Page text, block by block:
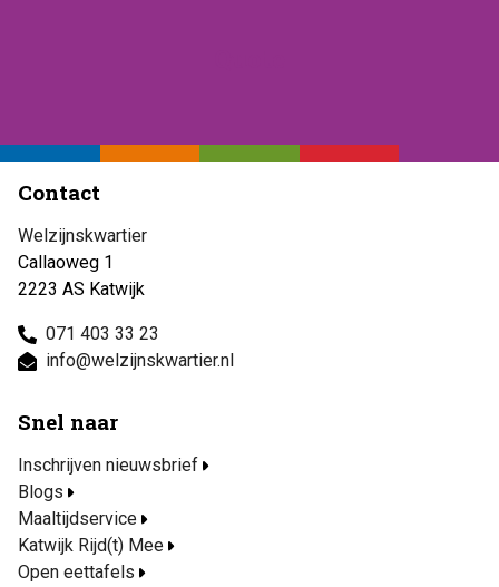
Contact
Welzijnskwartier
Callaoweg 1
2223 AS Katwijk
071 403 33 23
info@welzijnskwartier.nl
Snel naar
Inschrijven nieuwsbrief
Blogs
Maaltijdservice
Katwijk Rijd(t) Mee
Open eettafels